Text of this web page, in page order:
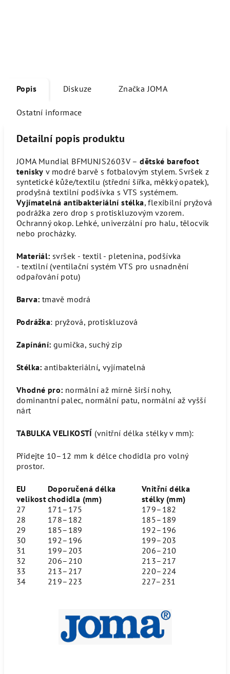
Popis Diskuze Značka JOMA
Ostatní informace
Detailní popis produktu
JOMA Mundial BFMUNJS2603V –dětské barefoot
tenisky v modré barvě s fotbalovým stylem. Svršek z
syntetické kůže/textilu (střední šířka, měkký opatek),
prodyšná textilní podšívka s VTS systémem.
Vyjímatelná antibakteriální stélka, flexibilní pryžová
podrážka zero drop s protiskluzovým vzorem.
Ochranný okop. Lehké, univerzální pro halu, tělocvik
nebo procházky.
Materiál: svršek - textil - pletenina, podšívka
- textilní (ventilační systém VTS pro usnadnění
odpařování potu)
Barva: tmavě modrá
Podrážka: pryžová, protiskluzová
Zapínání: gumička, suchý zip
Stélka: antibakteriální, vyjímatelná
Vhodné pro: normální až mírně širší nohy,
dominantní palec, normální patu, normální až vyšší
nárt
TABULKA VELIKOSTÍ (vnitřní délka stélky v mm):
Přidejte 10–12 mm k délce chodidla pro volný
prostor.
EU
velikost
Doporučená délka
chodidla (mm)
Vnitřní délka
stélky (mm)
27
171–175
179–182
28
178–182
185–189
29
185–189
192–196
30
192–196
199–203
31
199–203
206–210
32
206–210
213–217
33
213–217
220–224
34
219–223 227–231